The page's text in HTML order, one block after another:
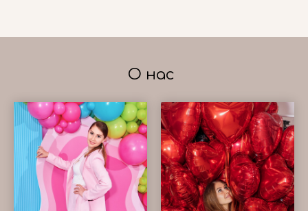
О нас